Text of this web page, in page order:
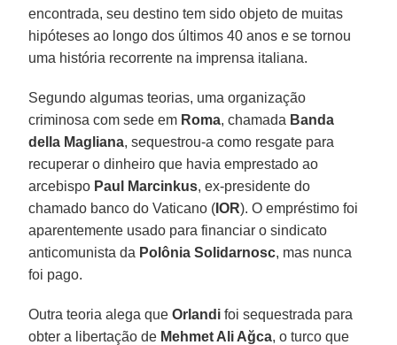
encontrada, seu destino tem sido objeto de muitas
hipóteses ao longo dos últimos 40 anos e se tornou
uma história recorrente na imprensa italiana.
Segundo algumas teorias, uma organização
criminosa com sede em Roma, chamada Banda
della Magliana, sequestrou-a como resgate para
recuperar o dinheiro que havia emprestado ao
arcebispo Paul Marcinkus, ex-presidente do
chamado banco do Vaticano ( IOR). O empréstimo foi
aparentemente usado para financiar o sindicato
anticomunista da Polônia Solidarnosc, mas nunca
foi pago.
Outra teoria alega queOrlandi foi sequestrada para
obter a libertação de Mehmet Ali Ağca, o turco que